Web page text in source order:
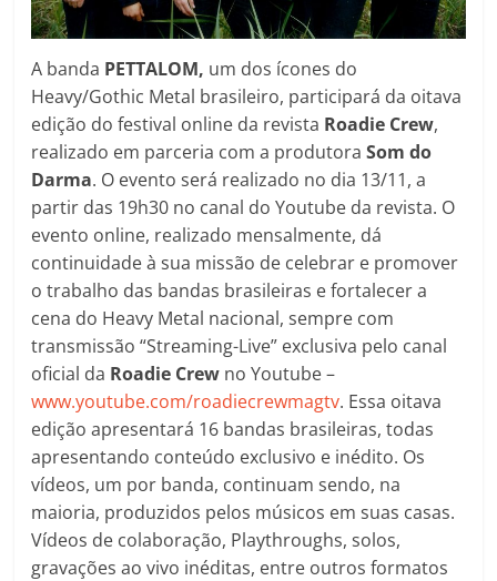
A banda PETTALOM, um dos ícones do
Heavy/Gothic Metal brasileiro, participará da oitava
edição do festival online da revista Roadie Crew,
realizado em parceria com a produtoraSom do
Darma. O evento será realizado no dia 13/11, a
partir das 19h30 no canal do Youtube da revista. O
evento online, realizado mensalmente, dá
continuidade à sua missão de celebrar e promover
o trabalho das bandas brasileiras e fortalecer a
cena do Heavy Metal nacional, sempre com
transmissão “Streaming-Live” exclusiva pelo canal
oficial da Roadie Crew no Youtube –
www.youtube.com/roadiecrewmagtv. Essa oitava
edição apresentará 16 bandas brasileiras, todas
apresentando conteúdo exclusivo e inédito. Os
vídeos, um por banda, continuam sendo, na
maioria, produzidos pelos músicos em suas casas.
Vídeos de colaboração, Playthroughs, solos,
gravações ao vivo inéditas, entre outros formatos